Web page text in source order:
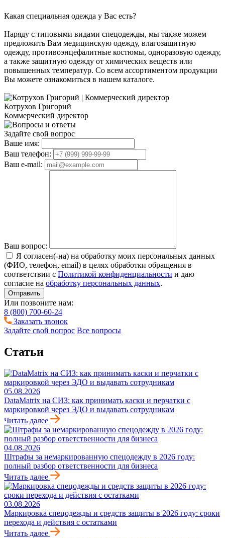
Какая специальная одежда у Вас есть?
Наряду с типовыми видами спецодежды, мы также можем
предложить Вам медицинскую одежду, влагозащитную
одежду, противоэнцефалитные костюмы, одноразовую одежду,
а также защитную одежду от химических веществ или
повышенных температур. Со всем ассортиментом продукции
Вы можете ознакомиться в нашем каталоге.
Котрухов Григорий
Коммерческий директор
Задайте свой вопрос
Ваше имя:
Ваш телефон:
Ваш e-mail:
Ваш вопрос:
Я согласен(-на) на обработку моих персональных данных
(ФИО, телефон, email) в целях обработки обращения в
соответствии с Политикой конфиденциальности и даю
согласие на обработку персональных данных.
Отправить
Или позвоните нам:
8 (800) 700-60-24
Заказать звонок
Задайте свой вопрос Все вопросы
Статьи
05.08.2026
DataMatrix на СИЗ: как принимать каски и перчатки с
маркировкой через ЭДО и выдавать сотрудникам
Читать далее
04.08.2026
Штрафы за немаркированную спецодежду в 2026 году:
полный разбор ответственности для бизнеса
Читать далее
03.08.2026
Маркировка спецодежды и средств защиты в 2026 году: сроки
перехода и действия с остатками
Читать далее